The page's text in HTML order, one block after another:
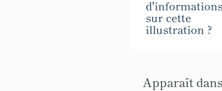
sur cette
illustration ?
Apparaît